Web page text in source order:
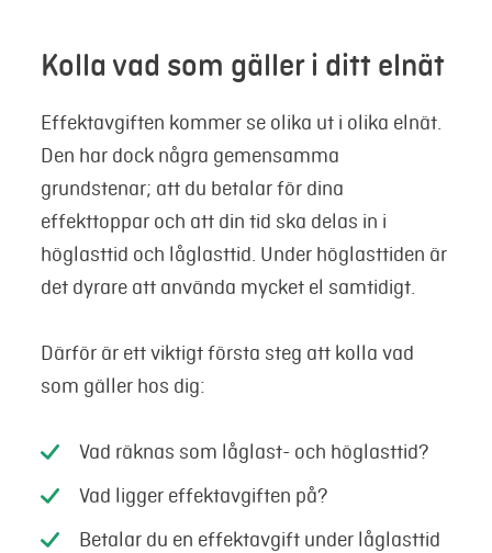
Kolla vad som gäller i ditt elnät
Effektavgiften kommer se olika ut i olika elnät.
Den har dock några gemensamma
grundstenar; att du betalar för dina
effekttoppar och att din tid ska delas in i
höglasttid och låglasttid. Under höglasttiden är
det dyrare att använda mycket el samtidigt.
Därför är ett viktigt första steg att kolla vad
som gäller hos dig:
Vad räknas som låglast- och höglasttid?
Vad ligger effektavgiften på?
Betalar du en effektavgift under låglasttid